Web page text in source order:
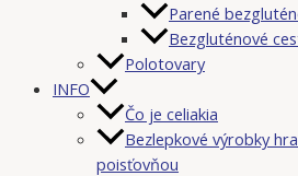
Parené
Bezgluténové
Polotovary
INFO
Čo je celiakia
Bezlepkové výrobky
poisťovňou